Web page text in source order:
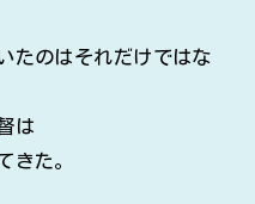
たのはそれだけではな
は
きた。